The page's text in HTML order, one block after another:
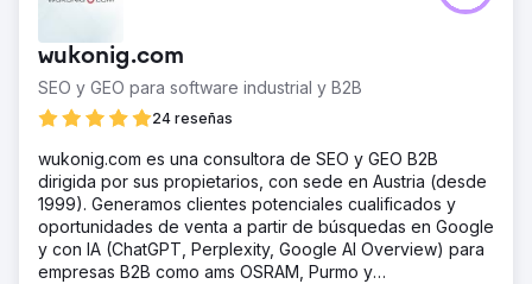
wukonig.com
SEO y GEO para software industrial y B2B
24 reseñas
wukonig.com es una consultora de SEO y GEO B2B
dirigida por sus propietarios, con sede en Austria (desde
1999). Generamos clientes potenciales cualificados y
oportunidades de venta a partir de búsquedas en Google
y con IA (ChatGPT, Perplexity, Google AI Overview) para
empresas B2B como ams OSRAM, Purmo y